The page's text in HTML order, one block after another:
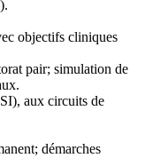
objectifs cliniques
pair; simulation de
aux circuits de
démarches